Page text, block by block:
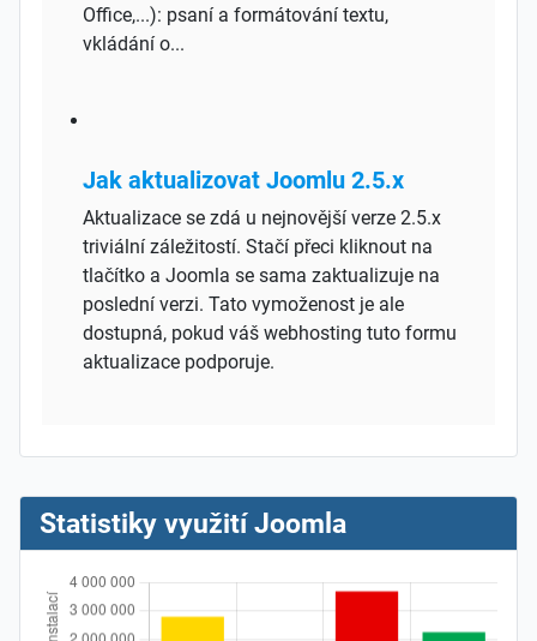
Office,...): psaní a formátování textu,
vkládání o...
Jak aktualizovat Joomlu 2.5.x
Aktualizace se zdá u nejnovější verze 2.5.x
triviální záležitostí. Stačí přeci kliknout na
tlačítko a Joomla se sama zaktualizuje na
poslední verzi. Tato vymoženost je ale
dostupná, pokud váš webhosting tuto formu
aktualizace podporuje.
Statistiky využití Joomla